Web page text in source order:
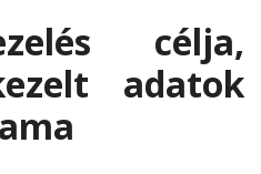
célja,
adatok